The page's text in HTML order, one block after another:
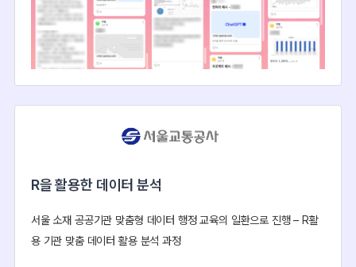
R을 활용한 데이터 분석
서울 소재 공공기관 맞춤형 데이터 행정 교육의 일환으로 진행 – R활
용 기관 맞춤 데이터 활용 분석 과정